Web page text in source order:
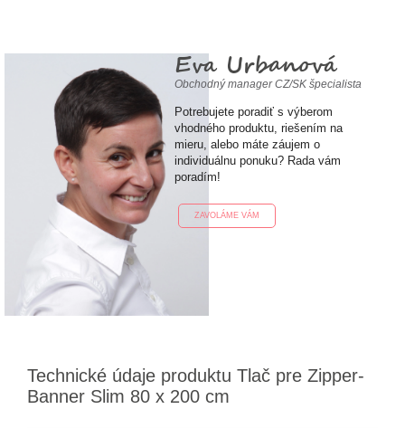
Eva Urbanová
Obchodný manager CZ/SK špecialista
Potrebujete poradiť s výberom
vhodného produktu, riešením na
mieru, alebo máte záujem o
individuálnu ponuku? Rada vám
poradím!
ZAVOLÁME VÁM
Technické údaje produktu Tlač pre Zipper-
Banner Slim 80 x 200 cm